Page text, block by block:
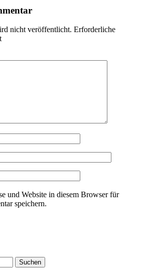
nicht veröffentlicht. Erforderliche
und Website in diesem Browser für
speichern.